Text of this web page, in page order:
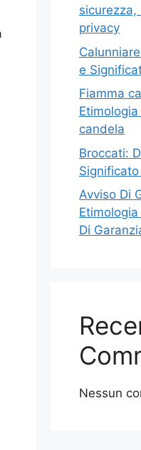
privacy
e
Fiamma
candela
Broccati:
Avviso Di
Di
Nessun